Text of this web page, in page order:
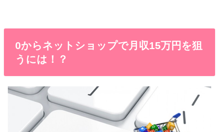
0からネットショップで月収15万円を狙
うには！？